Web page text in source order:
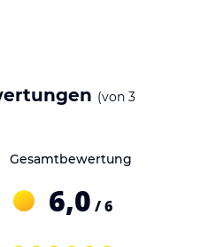
spektakuläre Aussicht auf die
die Schönheit der Küste und
möchten. In der Umgebung gibt
Für diejenigen, die den Winter
Skizentrum von Pelion
Stadt Volos ist nur 26 km
(von 3
Gesamtbewertung
6,0 / 6